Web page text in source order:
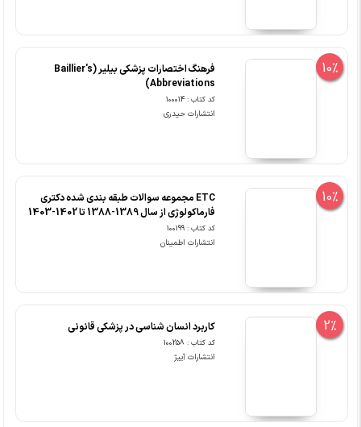
10%
فرهنگ اختصارات پزشکی بیلیر (Baillier's
Abbreviations)
کد کتاب : 100014
انتشارات حیدری
10%
ETC مجموعه سوالات طبقه بندی شده دکتری
فارماکولوژی از سال 1389-1388 تا 1402-1403
کد کتاب : 100199
انتشارات اطمینان
2% کاربرد انسان شناسی در پزشکی قانونی
کد کتاب : 100258
انتشارات آییژ